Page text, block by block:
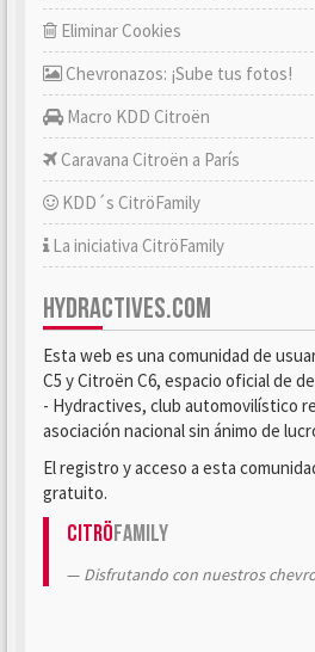
Eliminar Cookies
Chevronazos: ¡Sube tus fotos!
Macro KDD Citroën
Caravana Citroën a París
KDD´s CitröFamily
La iniciativa CitröFamily
HYDRACTIVES.COM
Esta web es una comunidad de
C5 y Citroën C6, espacio oficial de
- Hydractives, club automovilístico
asociación nacional sin ánimo de
El registro y acceso a esta
gratuito.
CitröFamily
Disfrutando con nuestros